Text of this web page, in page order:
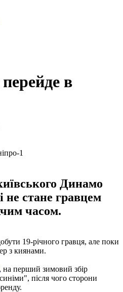
в
Динамо
не стане гравцем
часом.
19-річного гравця, але поки
з киянами.
, на перший зимовий збір
після чого сторони